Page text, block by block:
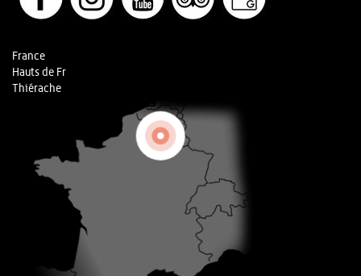
France
Hauts de Fr
Thiérache